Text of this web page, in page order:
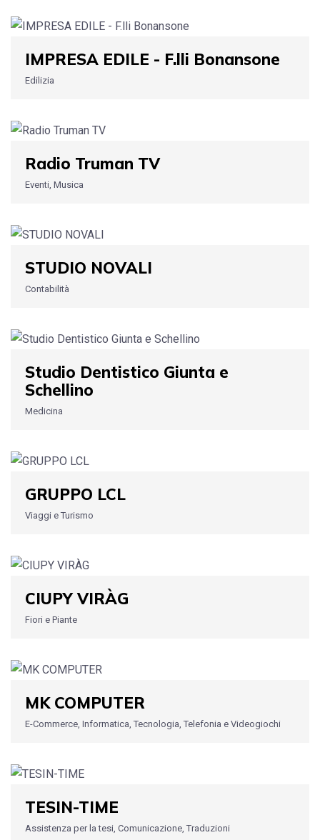
IMPRESA EDILE - F.lli Bonansone
Edilizia
Radio Truman TV
Eventi, Musica
STUDIO NOVALI
Contabilità
Studio Dentistico Giunta e
Schellino
Medicina
GRUPPO LCL
Viaggi e Turismo
CIUPY VIRÀG
Fiori e Piante
MK COMPUTER
E-Commerce, Informatica, Tecnologia, Telefonia e Videogiochi
TESIN-TIME
Assistenza per la tesi, Comunicazione, Traduzioni